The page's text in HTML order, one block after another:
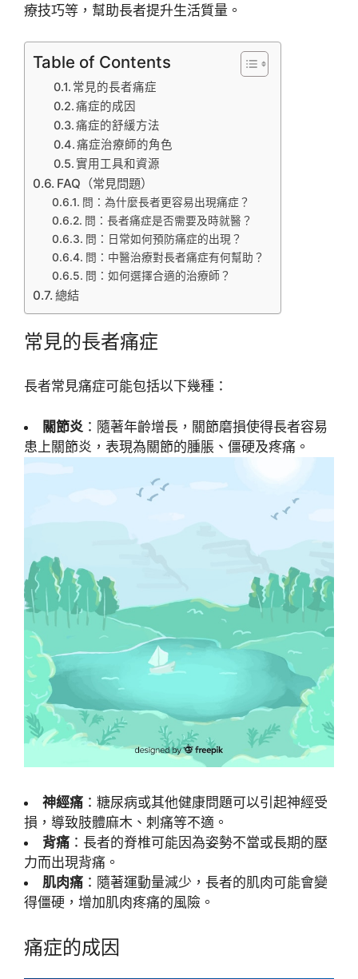
療技巧等，幫助長者提升生活質量。
Table of Contents
常見的長者痛症
痛症的成因
痛症的舒緩方法
痛症治療師的角色
實用工具和資源
FAQ（常見問題）
問：為什麼長者更容易出現痛症？
問：長者痛症是否需要及時就醫？
問：日常如何預防痛症的出現？
問：中醫治療對長者痛症有何幫助？
問：如何選擇合適的治療師？
總結
常見的長者痛症
長者常見痛症可能包括以下幾種：
關節炎 ：隨著年齡增長，關節磨損使得長者容易
患上關節炎，表現為關節的腫脹、僵硬及疼痛。
神經痛 ：糖尿病或其他健康問題可以引起神經受
損，導致肢體麻木、刺痛等不適。
背痛 ：長者的脊椎可能因為姿勢不當或長期的壓
力而出現背痛。
肌肉痛 ：隨著運動量減少，長者的肌肉可能會變
得僵硬，增加肌肉疼痛的風險。
痛症的成因